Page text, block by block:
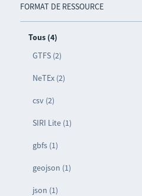
FORMAT DE RESSOURCE
Tous (4)
GTFS (2)
NeTEx (2)
csv (2)
SIRI Lite (1)
gbfs (1)
geojson (1)
json (1)